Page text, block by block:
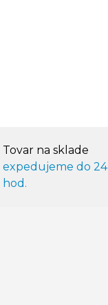
Tovar na sklade
expedujeme do 24
hod.